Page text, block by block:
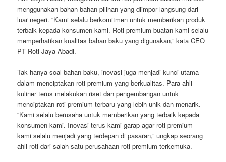
menggunakan bahan-bahan pilihan yang diimpor langsung dari
luar negeri. “Kami selalu berkomitmen untuk memberikan produk
terbaik kepada konsumen kami. Roti premium buatan kami selalu
memperhatikan kualitas bahan baku yang digunakan,” kata CEO
PT Roti Jaya Abadi.
Tak hanya soal bahan baku, inovasi juga menjadi kunci utama
dalam menciptakan roti premium yang berkualitas. Para ahli
kuliner terus melakukan riset dan pengembangan untuk
menciptakan roti premium terbaru yang lebih unik dan menarik.
“Kami selalu berusaha untuk memberikan yang terbaik kepada
konsumen kami. Inovasi terus kami garap agar roti premium
kami selalu menjadi yang terdepan di pasaran,” ungkap seorang
ahli roti dari salah satu perusahaan roti premium terkemuka.